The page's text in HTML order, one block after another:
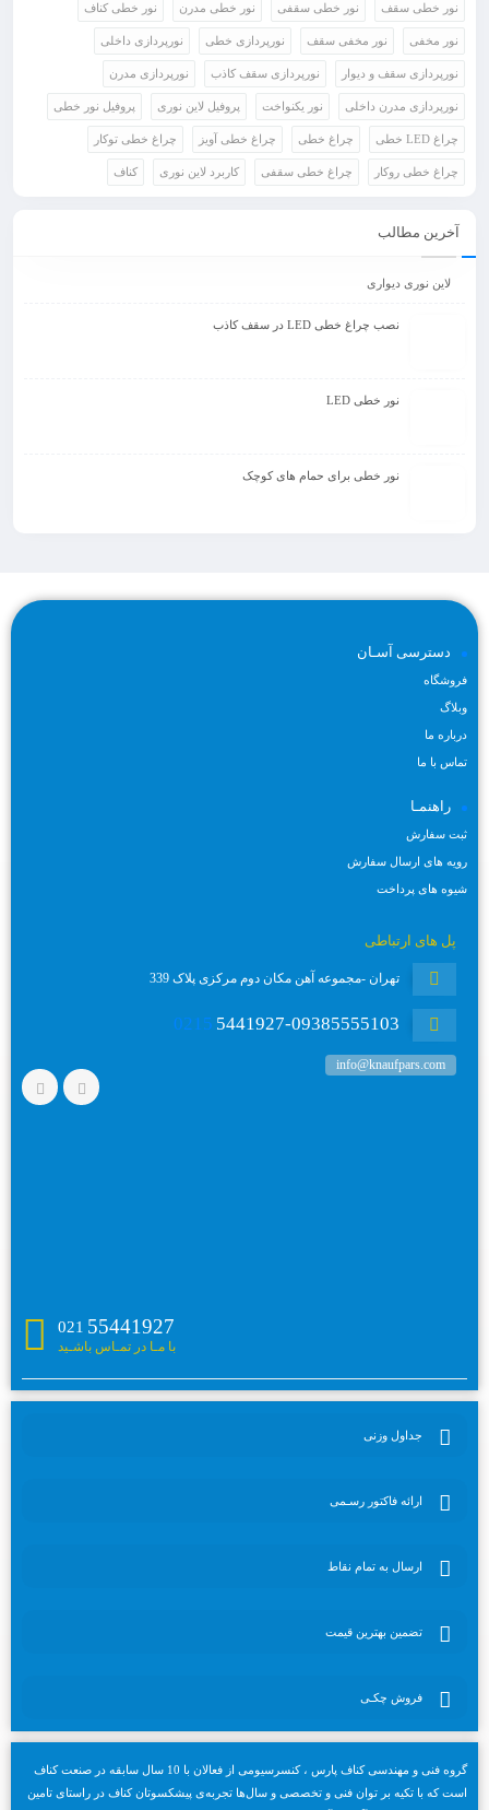
نور خطی سقف نور خطی سقفی نور خطی مدرن نور خطی کناف
نور مخفی نور مخفی سقف نورپردازی خطی نورپردازی داخلی
نورپردازی سقف و دیوار نورپردازی سقف کاذب نورپردازی مدرن
نورپردازی مدرن داخلی نور یکنواخت پروفیل لاین نوری پروفیل نور خطی
چراغ LED خطی چراغ خطی چراغ خطی آویز چراغ خطی توکار
چراغ خطی روکار چراغ خطی سقفی کاربرد لاین نوری کناف
آخرین مطالب
لاین نوری دیواری
نصب چراغ خطی LED در سقف کاذب
نور خطی LED
نور خطی برای حمام های کوچک
دسترسی آسـان
فروشگاه
وبلاگ
درباره ما
تماس با ما
راهنمـا
ثبت سفارش
رویه های ارسال سفارش
شیوه های پرداخت
پل های ارتباطی
تهران -مجموعه آهن مکان دوم مرکزی پلاک 339
0215 5441927-09385555103
info@knaufpars.com
55441927
021
با مـا در تمـاس باشـید
جداول وزنی
ارائه فاکتور رسـمی
ارسال به تمام نقاط
تضمین بهترین قیمت
فروش چکـی
گروه فنی و مهندسی کناف پارس ، کنسرسیومی از فعالان با 10 سال سابقه در صنعت کناف
است که با تکیه بر توان فنی و تخصصی و سال‌ها تجربه‌ی پیشکسوتان کناف در راستای تامین